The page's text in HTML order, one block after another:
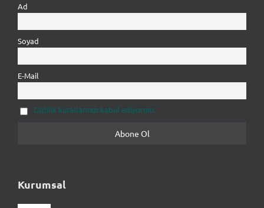
Ad
Soyad
E-Mail
Gizlilik kurallarınızı kabul ediyorum.
Kurumsal